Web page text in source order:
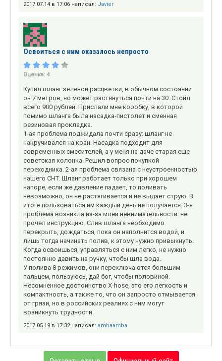
2017.07.14 в 17:06 написал: Javier
Освоиться с ним оказалось непросто
Оценка: 4
Купил шланг зеленой расцветки, в обычном состоянии
он 7 метров, но может растянуться почти на 30. Стоил
всего 900 рублей. Прислали мне коробку, в которой
помимо шланга была насадка-пистолет и сменная
резиновая прокладка.
1-ая проблема поджидала почти сразу: шланг не
накручивался на кран. Насадка подходит для
современных смесителей, а у меня на даче старая еще
советская колонка. Решил вопрос покупкой
переходника. 2-ая проблема связана с неустроенностью
нашего СНТ. Шланг работает только при хорошем
напоре, если же давление падает, то поливать
невозможно, он не растягивается и не выдает струю. В
итоге пользоваться им каждый день не получается. 3-я
проблема возникла из-за моей невнимательности: не
прочел инструкцию. Слив шланга необходимо
перекрыть, дождаться, пока он наполнится водой, и
лишь тогда начинать полив, к этому нужно привыкнуть.
Когда освоишься, управляться с ним легко, не нужно
постоянно давить на ручку, чтобы шла вода.
У полива 8 режимов, они переключаются большим
пальцем, пользуюсь, дай бог, чтобы половиной.
Несомненное достоинство X-hose, это его легкость и
компактность, а также то, что он запросто отмывается
от грязи, но в российских реалиях с ним могут
возникнуть трудности.
2017.05.19 в 17:32 написал: ambaamba